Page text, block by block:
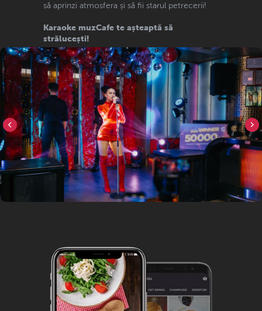
să aprinzi atmosfera și să fii starul petrecerii!
Karaoke muzCafe te așteaptă să
strălucești!